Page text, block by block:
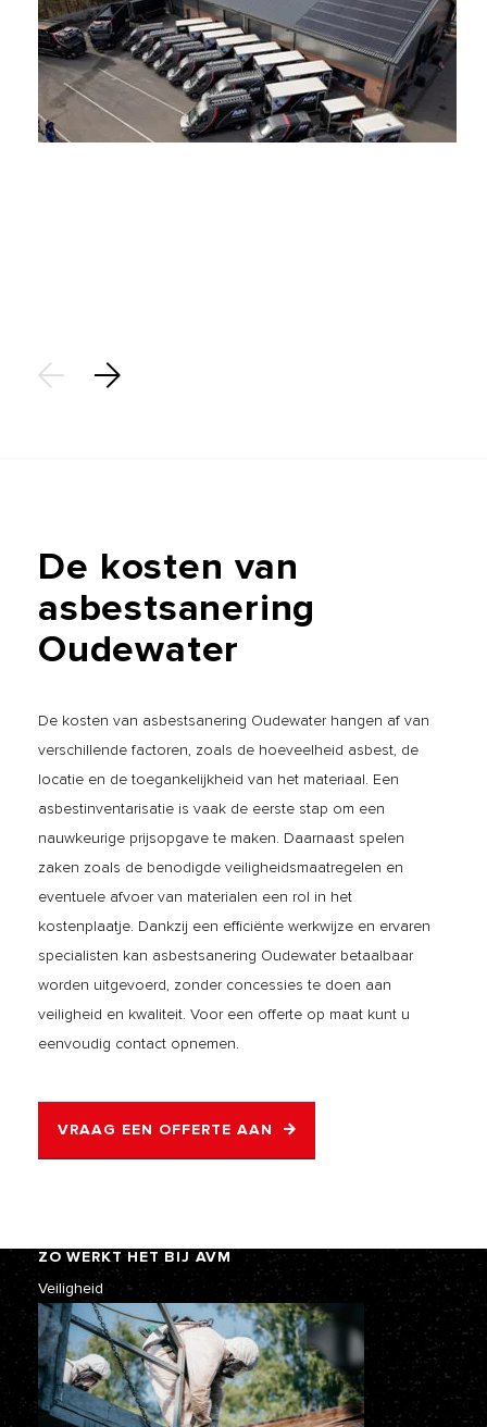
De kosten van
asbestsanering
Oudewater
De kosten van asbestsanering Oudewater hangen af van
verschillende factoren, zoals de hoeveelheid asbest, de
locatie en de toegankelijkheid van het materiaal. Een
asbestinventarisatie is vaak de eerste stap om een
nauwkeurige prijsopgave te maken. Daarnaast spelen
zaken zoals de benodigde veiligheidsmaatregelen en
eventuele afvoer van materialen een rol in het
kostenplaatje. Dankzij een efficiënte werkwijze en ervaren
specialisten kan asbestsanering Oudewater betaalbaar
worden uitgevoerd, zonder concessies te doen aan
veiligheid en kwaliteit. Voor een offerte op maat kunt u
eenvoudig contact opnemen.
VRAAG EEN OFFERTE AAN
ZO WERKT HET BIJ AVM
Veiligheid